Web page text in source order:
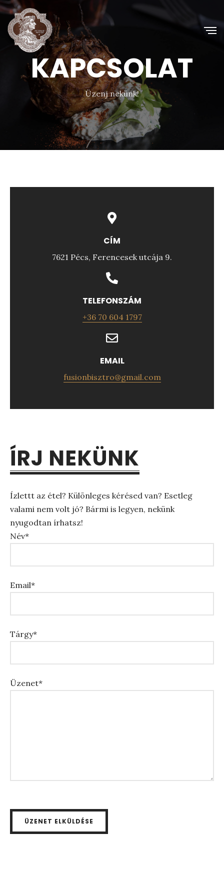
KAPCSOLAT
Üzenj nekünk!
CÍM
7621 Pécs, Ferencesek utcája 9.
TELEFONSZÁM
+36 70 604 1797
EMAIL
fusionbisztro@gmail.com
ÍRJ NEKÜNK
Ízlettt az étel? Különleges kérésed van? Esetleg
valami nem volt jó? Bármi is legyen, nekünk
nyugodtan írhatsz!
Név*
Email*
Tárgy*
Üzenet*